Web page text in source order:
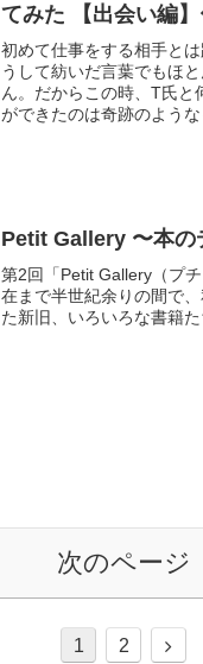
てみた 【出会い編
初めて仕事をする相手と
うして紡いだ言葉でもほ
ん。だからこの時、T氏と
ができたのは奇跡のような
Petit
第2回「Petit Gallery（プ
在まで半世紀余りの間で
た新旧、いろいろな書籍た
次のページ
1 2
次